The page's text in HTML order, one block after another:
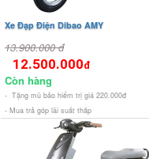
Xe Đạp Điện Dibao AMY
13.900.000 đ
12.500.000đ
Còn hàng
- Tặng mũ bảo hiểm trị giá 220.000đ
- Mua trả góp lãi suất thấp